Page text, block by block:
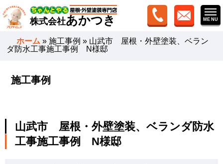
株式会社あかつき
ホーム »施工事例 » 山武市 屋根・外壁塗装、ベラン
ダ防水工事施工事例 N様邸
施工事例
山武市 屋根・外壁塗装、ベランダ防水
工事施工事例 N様邸